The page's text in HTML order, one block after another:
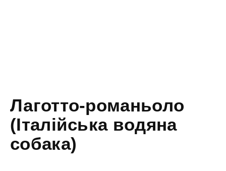
Лаготто-романьоло
(Італійська водяна
собака)